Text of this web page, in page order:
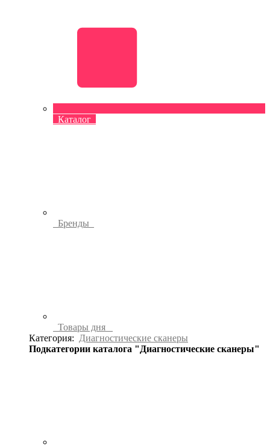
Каталог
Бренды
Товары дня
Категория:
Диагностические сканеры
Подкатегории каталога "Диагностические сканеры"